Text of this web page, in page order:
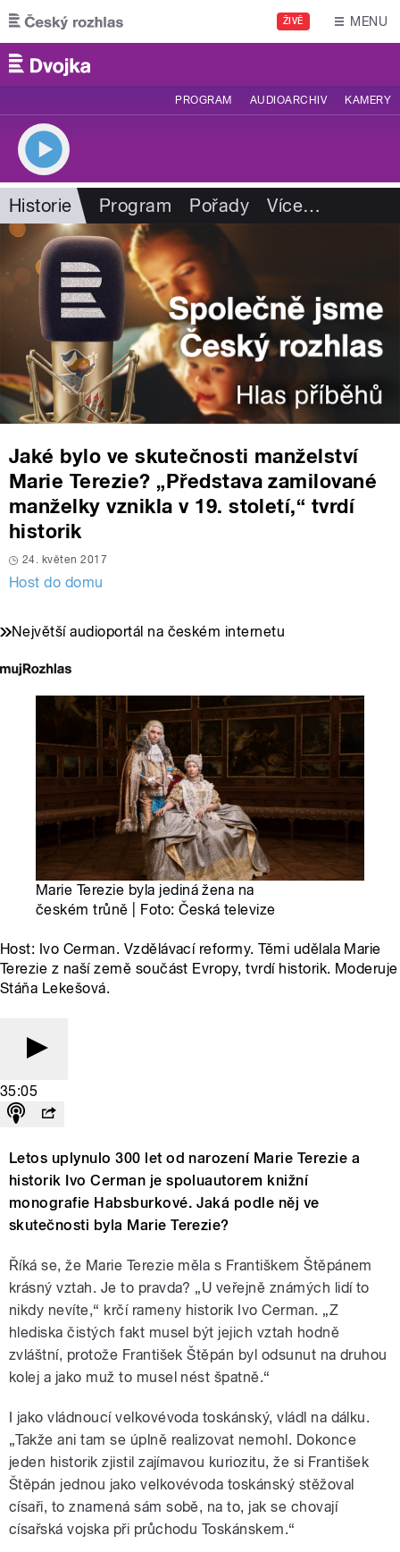
Přejít k hlavnímu obsahu
ŽIVĚ MENU
PROGRAM AUDIOARCHIV KAMERY
Historie Program Pořady Více…
Jaké bylo ve skutečnosti manželství
Marie Terezie? „Představa zamilované
manželky vznikla v 19. století,“ tvrdí
historik
24. květen 2017
Host do domu
Největší audioportál na českém internetu
Marie Terezie byla jediná žena na
českém trůně | Foto: Česká televize
Host: Ivo Cerman. Vzdělávací reformy. Těmi udělala Marie
Terezie z naší země součást Evropy, tvrdí historik. Moderuje
Stáňa Lekešová.
35:05
Letos uplynulo 300 let od narození Marie Terezie a
historik Ivo Cerman je spoluautorem knižní
monografie Habsburkové. Jaká podle něj ve
skutečnosti byla Marie Terezie?
Říká se, že Marie Terezie měla s Františkem Štěpánem
krásný vztah. Je to pravda? „U veřejně známých lidí to
nikdy nevíte,“ krčí rameny historik Ivo Cerman. „Z
hlediska čistých fakt musel být jejich vztah hodně
zvláštní, protože František Štěpán byl odsunut na druhou
kolej a jako muž to musel nést špatně.“
I jako vládnoucí velkovévoda toskánský, vládl na dálku.
„Takže ani tam se úplně realizovat nemohl. Dokonce
jeden historik zjistil zajímavou kuriozitu, že si František
Štěpán jednou jako velkovévoda toskánský stěžoval
císaři, to znamená sám sobě, na to, jak se chovají
císařská vojska při průchodu Toskánskem.“